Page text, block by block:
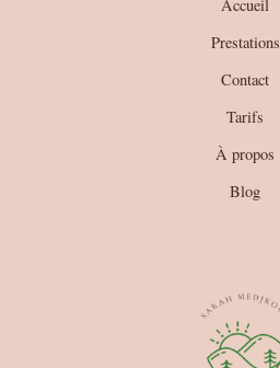
Accueil
Prestations
Contact
Tarifs
À propos
Blog